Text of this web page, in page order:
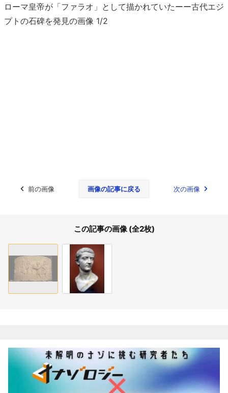
ローマ皇帝が「ファラオ」として描かれていたーー古代エジ
プトの石碑を発見の画像 1/2
前の画像 画像の記事に戻る 次の画像
この記事の画像 (全2枚)